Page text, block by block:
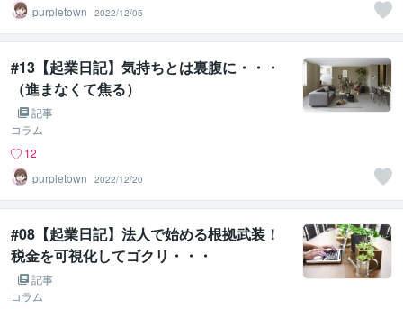
purpletown
2022/12/05
#13【起業日記】気持ちとは裏腹に・・・
（進まなくて焦る）
記事
コラム
12
purpletown
2022/12/20
#08【起業日記】法人で始める根拠武装！
税金を可視化してゴクリ・・・
記事
コラム